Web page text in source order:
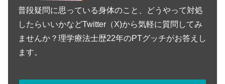
普段疑問に思っている身体のこと、どうやって対処
したらいいかなどTwitter（X)から気軽に質問してみ
ませんか？理学療法士歴22年のPTグッチがお答えし
ます。